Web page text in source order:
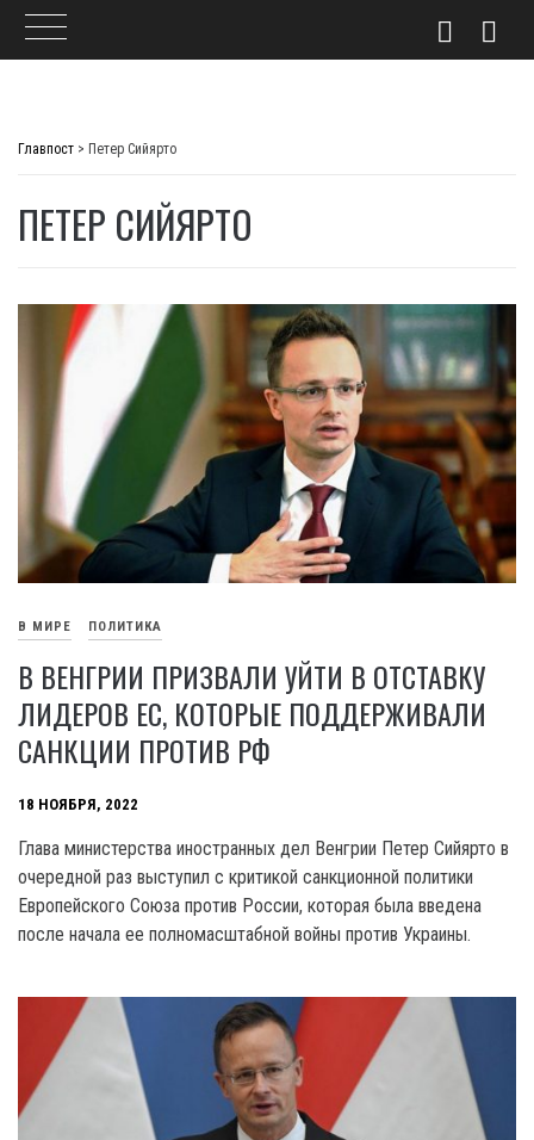
Главпост > Петер Сийярто
ПЕТЕР СИЙЯРТО
В МИРЕ ПОЛИТИКА
В ВЕНГРИИ ПРИЗВАЛИ УЙТИ В ОТСТАВКУ
ЛИДЕРОВ ЕС, КОТОРЫЕ ПОДДЕРЖИВАЛИ
САНКЦИИ ПРОТИВ РФ
18 НОЯБРЯ, 2022
Глава министерства иностранных дел Венгрии Петер Сийярто в
очередной раз выступил с критикой санкционной политики
Европейского Союза против России, которая была введена
после начала ее полномасштабной войны против Украины.